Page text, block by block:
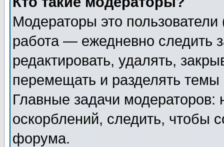
Модераторы это
работа — ежедневно следить
редактировать, удалять,
перемещать и разделять
Главные задачи
оскорблений, следить, чтобы
форума.